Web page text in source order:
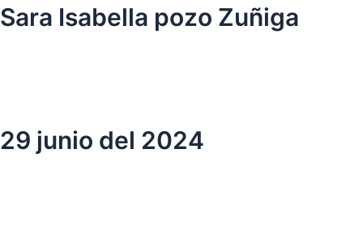
Ir
al
Sara Isabella pozo Zuñiga
29 junio del 2024